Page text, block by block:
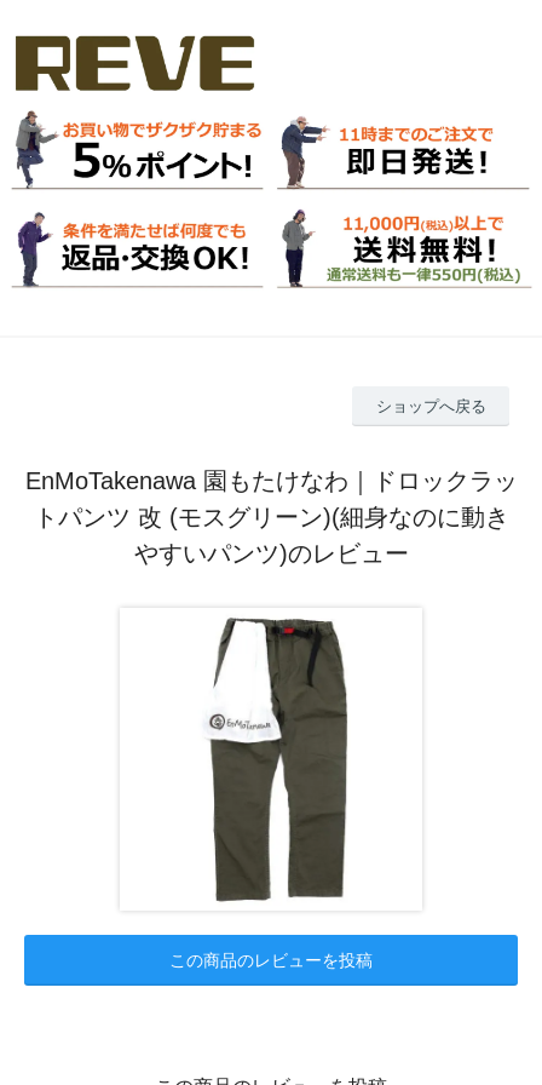
ショップへ戻る
EnMoTakenawa 園もたけなわ｜ドロックラッ
トパンツ 改 (モスグリーン)(細身なのに動き
やすいパンツ)のレビュー
この商品のレビューを投稿